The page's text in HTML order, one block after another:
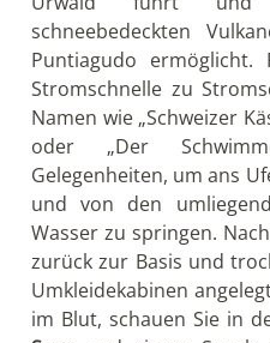
schneebedeckten
Puntiagudo
Stromschnelle zu
Namen wie „Schweizer
oder „Der
Gelegenheiten, um ans
und von den
Wasser zu springen.
zurück zur Basis und
Umkleidekabinen
im Blut, schauen Sie in